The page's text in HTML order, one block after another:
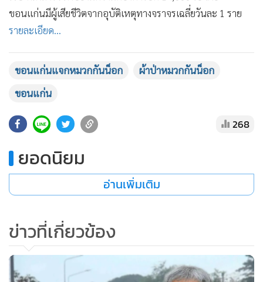
• ชุมชน-คุณภาพชีวิต
• อาชญากรรม
• Motoring
เกม
วิทยาศาสตร์
• หุ้น
• กองทุนรวม
• News1
• Gotomanager
ขอนแก่นมีผู้เสียชีวิตจากอุบัติเหตุทางจราจรเฉลี่ยวันละ 1 ราย
รายละเอียด...
ขอนแก่นแจกหมวกกันน็อก
ผ้าป่าหมวกกันน็อก
ขอนแก่น
268
ยอดนิยม
อ่านเพิ่มเติม
ข่าวที่เกี่ยวข้อง